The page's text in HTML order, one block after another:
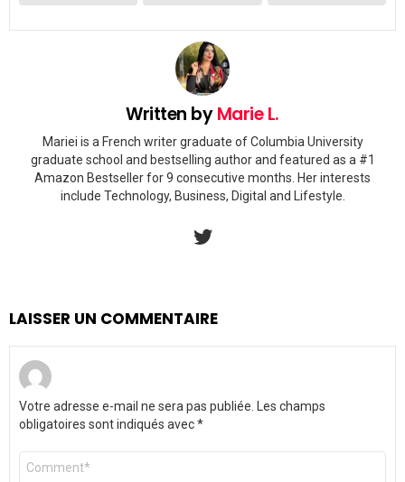
Written byMarie L.
Mariei is a French writer graduate of Columbia University
graduate school and bestselling author and featured as a #1
Amazon Bestseller for 9 consecutive months. Her interests
include Technology, Business, Digital and Lifestyle.
LAISSER UN COMMENTAIRE
Votre adresse e-mail ne sera pas publiée.
Les champs
obligatoires sont indiqués avec*
Commentaire